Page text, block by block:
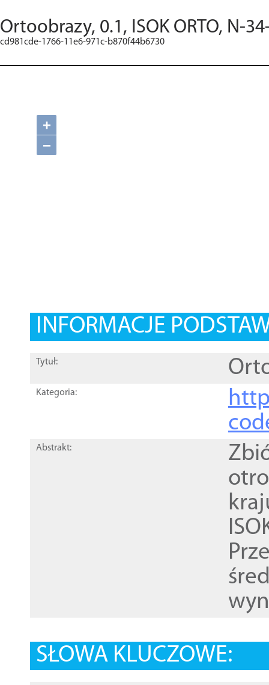
Ortoobrazy, 0.1, ISOK ORTO, N-
cd981cde-1766-11e6-971c-b870f44b6730
+
−
INFORMACJE
Tytuł:
Kategoria:
Abstrakt:
SŁOWA KLUCZOWE: